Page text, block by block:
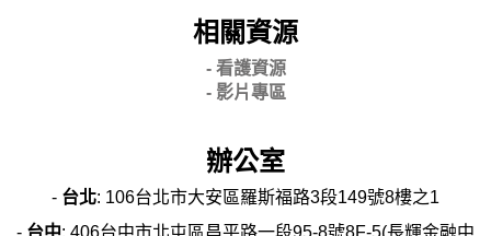
相關資源
- 看護資源
- 影片專區
辦公室
- 台北: 106台北市大安區羅斯福路3段149號8樓之1
- 台中: 406台中市北屯區昌平路一段95-8號8F-5(長輝金融中